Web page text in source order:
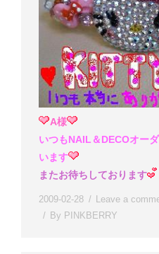
A様
いつもNAIL＆DECOオー
います
またお待ちしております
2009-02-28 Leave a
By PINKBERRY